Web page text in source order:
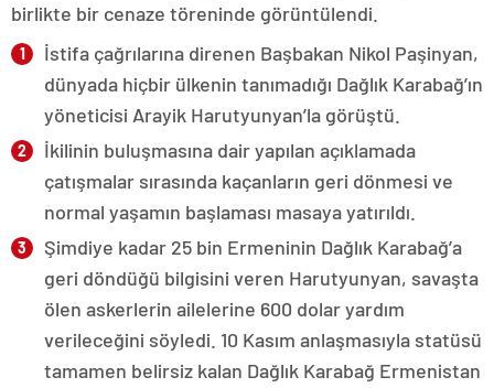
birlikte bir cenaze töreninde görüntülendi.
İstifa çağrılarına direnen Başbakan Nikol Paşinyan,
dünyada hiçbir ülkenin tanımadığı Dağlık Karabağ’ın
yöneticisi Arayik Harutyunyan’la görüştü.
İkilinin buluşmasına dair yapılan açıklamada
çatışmalar sırasında kaçanların geri dönmesi ve
normal yaşamın başlaması masaya yatırıldı.
Şimdiye kadar 25 bin Ermeninin Dağlık Karabağ’a
geri döndüğü bilgisini veren Harutyunyan, savaşta
ölen askerlerin ailelerine 600 dolar yardım
verileceğini söyledi. 10 Kasım anlaşmasıyla statüsü
tamamen belirsiz kalan Dağlık Karabağ Ermenistan